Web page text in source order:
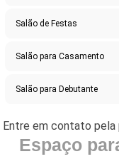
Salão de Festas
Salão para Casamento
Salão para Debutante
Espaço